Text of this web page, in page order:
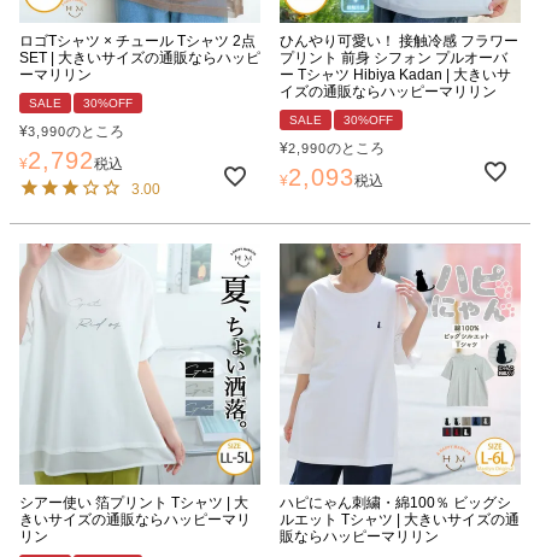
ロゴTシャツ × チュール Tシャツ 2点
SET | 大きいサイズの通販ならハッピ
ーマリリン
SALE 30%OFF
¥3,990のところ
¥2,792税込
3.00
ひんやり可愛い！ 接触冷感 フラワー
プリント 前身 シフォン プルオーバ
ー Tシャツ Hibiya Kadan | 大きいサ
イズの通販ならハッピーマリリン
SALE 30%OFF
¥2,990のところ
¥2,093税込
シアー使い 箔プリント Tシャツ | 大
きいサイズの通販ならハッピーマリ
リン
ハピにゃん刺繍・綿100％ ビッグシ
ルエット Tシャツ | 大きいサイズの通
販ならハッピーマリリン